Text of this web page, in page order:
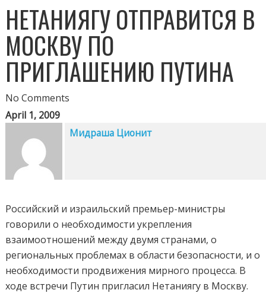
НЕТАНИЯГУ ОТПРАВИТСЯ В
МОСКВУ ПО
ПРИГЛАШЕНИЮ ПУТИНА
No Comments
April 1, 2009
Мидраша Ционит
Российский и израильский премьер-министры
говорили о необходимости укрепления
взаимоотношений между двумя странами, о
региональных проблемах в области безопасности, и о
необходимости продвижения мирного процесса. В
ходе встречи Путин пригласил Нетаниягу в Москву.